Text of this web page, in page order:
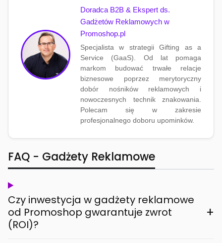
Doradca B2B & Ekspert ds.
Gadżetów Reklamowych w
Promoshop.pl
Specjalista w strategii Gifting as a
Service (GaaS). Od lat pomaga
markom budować trwałe relacje
biznesowe poprzez merytoryczny
dobór nośników reklamowych i
nowoczesnych technik znakowania.
Polecam się w zakresie
profesjonalnego doboru upominków.
FAQ - Gadżety Reklamowe
Czy inwestycja w gadżety reklamowe
od Promoshop gwarantuje zwrot
(ROI)?
+